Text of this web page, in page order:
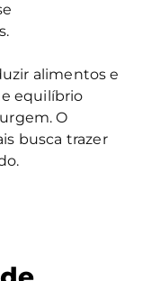
alimentos e
equilíbrio
O
busca trazer